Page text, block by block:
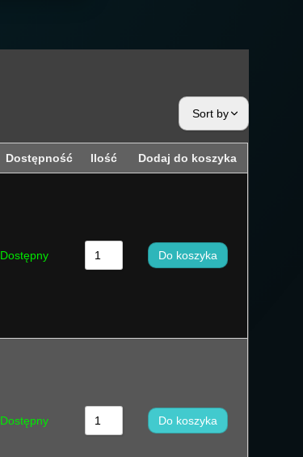
Sort by
Sortuj według popularności
Sortuj od ceny wysokiej do niskiej
Sortuj po nazwie Z - A
Dostępność Ilość Dodaj do koszyka
Dostępny Do koszyka
Dostępny Do koszyka